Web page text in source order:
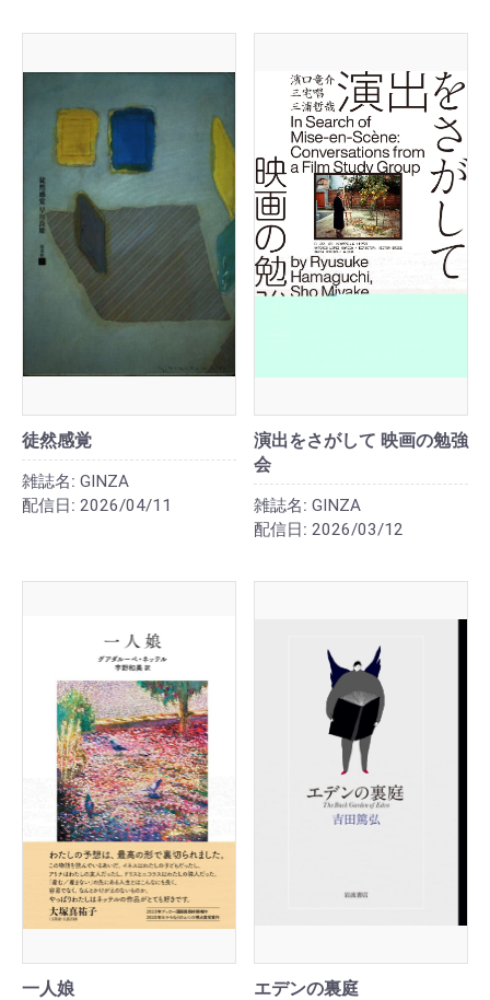
徒然感覚
雑誌名: GINZA
配信日: 2026/04/11
演出をさがして 映画の勉強
会
雑誌名: GINZA
配信日: 2026/03/12
一人娘 エデンの裏庭